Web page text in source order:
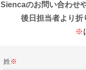
Siencaのお問い合わせ
後日担当者より折
※
姓※